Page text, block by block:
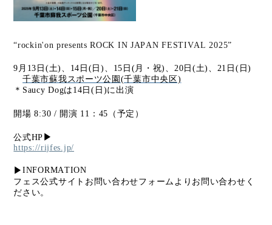
“rockin'on presents ROCK IN JAPAN FESTIVAL 2025”
9月13日(土)、14日(日)、15日(月・祝)、20日(土)、21日(日)
千葉市蘇我スポーツ公園(千葉市中央区)
＊Saucy Dogは14日(日)に出演
開場 8:30 / 開演 11：45（予定）
公式HP ▶︎
https://rijfes.jp/
▶︎INFORMATION
フェス公式サイトお問い合わせフォームよりお問い合わせく
ださい。